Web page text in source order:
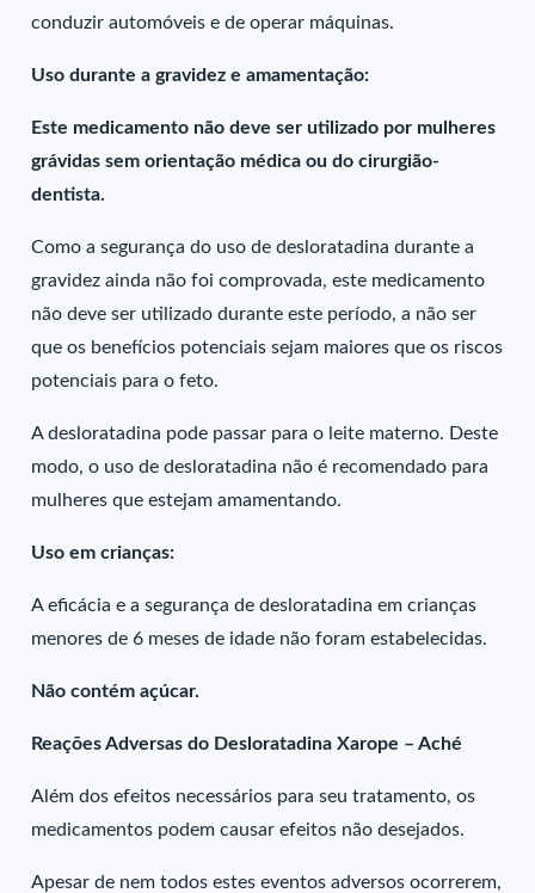
conduzir automóveis e de operar máquinas.
Uso durante a gravidez e amamentação:
Este medicamento não deve ser utilizado por mulheres
grávidas sem orientação médica ou do cirurgião-
dentista.
Como a segurança do uso de desloratadina durante a
gravidez ainda não foi comprovada, este medicamento
não deve ser utilizado durante este período, a não ser
que os benefícios potenciais sejam maiores que os riscos
potenciais para o feto.
A desloratadina pode passar para o leite materno. Deste
modo, o uso de desloratadina não é recomendado para
mulheres que estejam amamentando.
Uso em crianças:
A eficácia e a segurança de desloratadina em crianças
menores de 6 meses de idade não foram estabelecidas.
Não contém açúcar.
Reações Adversas do Desloratadina Xarope – Aché
Além dos efeitos necessários para seu tratamento, os
medicamentos podem causar efeitos não desejados.
Apesar de nem todos estes eventos adversos ocorrerem,